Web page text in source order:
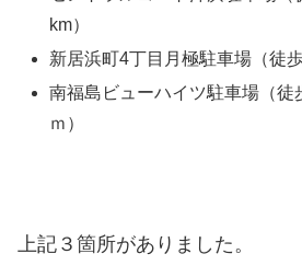
km）
新居浜町4丁目月極駐車場（徒
南福島ビューハイツ駐車場（徒
ｍ）
上記３箇所がありました。